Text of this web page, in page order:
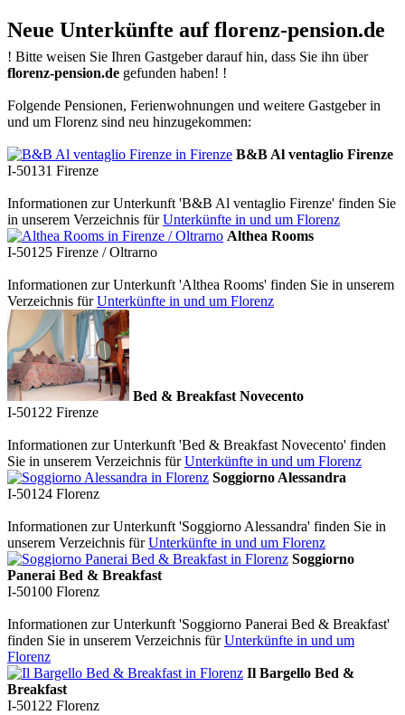
Neue Unterkünfte auf florenz-pension.de
! Bitte weisen Sie Ihren Gastgeber darauf hin, dass Sie ihn über
florenz-pension.de gefunden haben! !
Folgende Pensionen, Ferienwohnungen und weitere Gastgeber in
und um Florenz sind neu hinzugekommen:
B&B Al ventaglio Firenze
I-50131 Firenze
Informationen zur Unterkunft 'B&B Al ventaglio Firenze' finden Sie
in unserem Verzeichnis fürUnterkünfte in und um Florenz
Althea Rooms
I-50125 Firenze / Oltrarno
Informationen zur Unterkunft 'Althea Rooms' finden Sie in unserem
Verzeichnis fürUnterkünfte in und um Florenz
Bed & Breakfast Novecento
I-50122 Firenze
Informationen zur Unterkunft 'Bed & Breakfast Novecento' finden
Sie in unserem Verzeichnis fürUnterkünfte in und um Florenz
Soggiorno Alessandra
I-50124 Florenz
Informationen zur Unterkunft 'Soggiorno Alessandra' finden Sie in
unserem Verzeichnis fürUnterkünfte in und um Florenz
Soggiorno
Panerai Bed & Breakfast
I-50100 Florenz
Informationen zur Unterkunft 'Soggiorno Panerai Bed & Breakfast'
finden Sie in unserem Verzeichnis fürUnterkünfte in und um
Florenz
Il Bargello Bed &
Breakfast
I-50122 Florenz